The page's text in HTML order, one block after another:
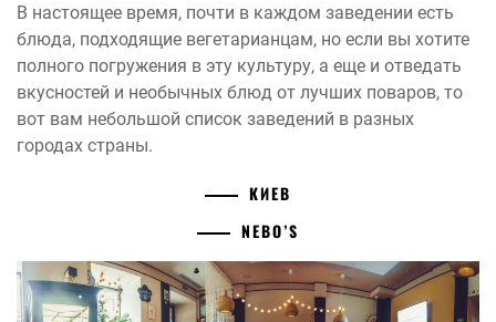
В настоящее время, почти в каждом заведении есть
блюда, подходящие вегетарианцам, но если вы хотите
полного погружения в эту культуру, а еще и отведать
вкусностей и необычных блюд от лучших поваров, то
вот вам небольшой список заведений в разных
городах страны.
КИЕВ
NEBO’S